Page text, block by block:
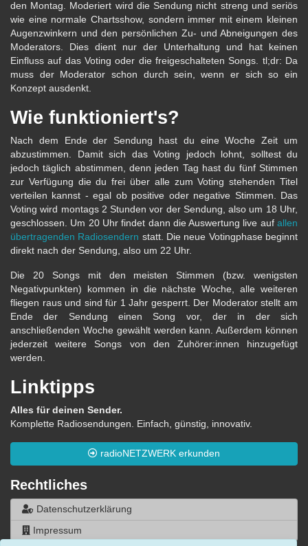
den Montag. Moderiert wird die Sendung nicht streng und seriös
wie eine normale Chartsshow, sondern immer mit einem kleinen
Augenzwinkern und den persönlichen Zu- und Abneigungen des
Moderators. Dies dient nur der Unterhaltung und hat keinen
Einfluss auf das Voting oder die freigeschalteten Songs. tl;dr: Da
muss der Moderator schon durch sein, wenn er sich so ein
Konzept ausdenkt.
Wie funktioniert's?
Nach dem Ende der Sendung hast du eine Woche Zeit um
abzustimmen. Damit sich das Voting jedoch lohnt, solltest du
jedoch täglich abstimmen, denn jeden Tag hast du fünf Stimmen
zur Verfügung die du frei über alle zum Voting stehenden Titel
verteilen kannst - egal ob positive oder negative Stimmen. Das
Voting wird montags 2 Stunden vor der Sendung, also um 18 Uhr,
geschlossen. Um 20 Uhr findet dann die Auswertung live auf allen
übertragenden Radiosendern statt. Die neue Votingphase beginnt
direkt nach der Sendung, also um 22 Uhr.
Die 20 Songs mit den meisten Stimmen (bzw. wenigsten
Negativpunkten) kommen in die nächste Woche, alle weiteren
fliegen raus und sind für 1 Jahr gesperrt. Der Moderator stellt am
Ende der Sendung einen Song vor, der in der sich
anschließenden Woche gewählt werden kann. Außerdem können
jederzeit weitere Songs von den Zuhörer:innen hinzugefügt
werden.
Linktipps
Alles für deinen Sender.
Komplette Radiosendungen. Einfach, günstig, innovativ.
radioNETZWERK erkunden
Rechtliches
Datenschutzerklärung
Impressum